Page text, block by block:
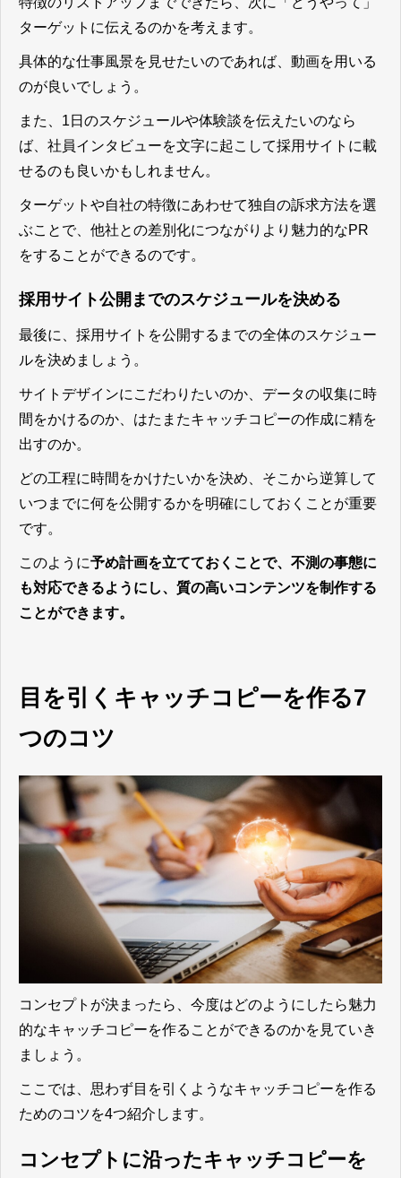
ターゲットに伝えるのかを考えます。
具体的な仕事風景を見せたいのであれば、動画を用いる
のが良いでしょう。
また、1日のスケジュールや体験談を伝えたいのなら
ば、社員インタビューを文字に起こして採用サイトに載
せるのも良いかもしれません。
ターゲットや自社の特徴にあわせて独自の訴求方法を選
ぶことで、他社との差別化につながりより魅力的なPR
をすることができるのです。
採用サイト公開までのスケジュールを決める
最後に、採用サイトを公開するまでの全体のスケジュー
ルを決めましょう。
サイトデザインにこだわりたいのか、データの収集に時
間をかけるのか、はたまたキャッチコピーの作成に精を
出すのか。
どの工程に時間をかけたいかを決め、そこから逆算して
いつまでに何を公開するかを明確にしておくことが重要
です。
このように予め計画を立てておくことで、不測の事態に
も対応できるようにし、質の高いコンテンツを制作する
ことができます。
目を引くキャッチコピーを作る7
つのコツ
コンセプトが決まったら、今度はどのようにしたら魅力
的なキャッチコピーを作ることができるのかを見ていき
ましょう。
ここでは、思わず目を引くようなキャッチコピーを作る
ためのコツを4つ紹介します。
コンセプトに沿ったキャッチコピーを